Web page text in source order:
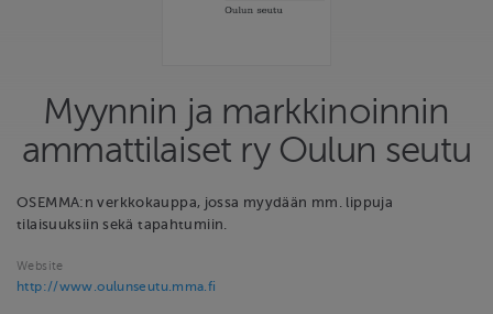
Myynnin ja markkinoinnin
ammattilaiset ry Oulun seutu
OSEMMA:n verkkokauppa, jossa myydään mm. lippuja
tilaisuuksiin sekä tapahtumiin.
Website
http://www.oulunseutu.mma.fi